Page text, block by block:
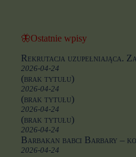
🦋Ostatnie wpisy
Rekrutacja uzupełniająca.
2026-04-24
(brak tytułu)
2026-04-24
(brak tytułu)
2026-04-24
(brak tytułu)
2026-04-24
Barbakan babci Barbary –
2026-04-24